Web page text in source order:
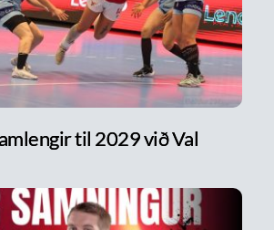
til 2029 við Val